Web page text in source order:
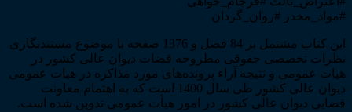
#مواد_مخدر #روان_گردان
این کتاب مشتمل بر 84 فصل و 1376 صفحه با موضوع مستندنگاری
نظرات تخصصی حقوقی مطروحه قضات دیوان عالی کشور در
هیات عمومی و نتیجه آراء پرونده‌های مورد مذاکره در هیات عمومی
دیوان عالی کشور طی سال 1400 است که به اهتمام معاونت
قضایی دیوان عالی کشور در امور هیأت عمومی تدوین شده است.